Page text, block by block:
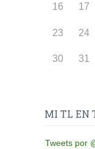
16 17
23 24
30 31
MI TL EN
Tweets por